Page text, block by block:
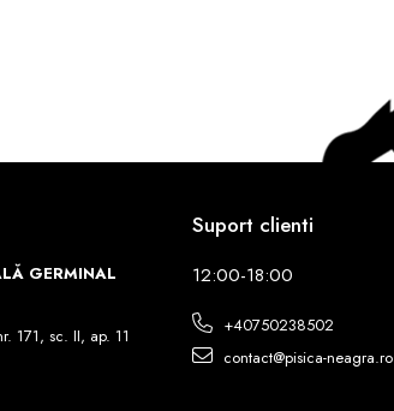
GERMINAL
171, sc. II, ap. 11
Suport clienti
12:00-18:00
+40750238502
contact@pisica-neagra.ro